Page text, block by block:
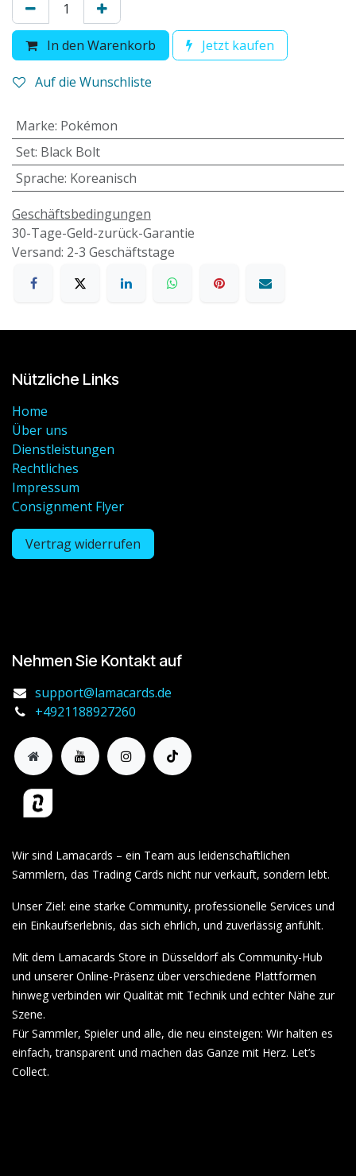
In den Warenkorb Jetzt kaufen
Auf die Wunschliste
Marke: Pokémon
Set: Black Bolt
Sprache: Koreanisch
Geschäftsbedingungen
30-Tage-Geld-zurück-Garantie
Versand: 2-3 Geschäftstage
Nützliche Links
Home
Über uns
Dienstleistungen
Rechtliches
Impressum
Consignment Flyer
Vertrag widerrufen
Nehmen Sie Kontakt auf
support@lamacards.de
+4921188927260
Wir sind Lamacards – ein Team aus leidenschaftlichen
Sammlern, das Trading Cards nicht nur verkauft, sondern lebt.
Unser Ziel: eine starke Community, professionelle Services und
ein Einkaufserlebnis, das sich ehrlich, und zuverlässig anfühlt.
Mit dem Lamacards Store in Düsseldorf als Community-Hub
und unserer Online-Präsenz über verschiedene Plattformen
hinweg verbinden wir Qualität mit Technik und echter Nähe zur
Szene.
Für Sammler, Spieler und alle, die neu einsteigen: Wir halten es
einfach, transparent und machen das Ganze mit Herz. Let’s
Collect.